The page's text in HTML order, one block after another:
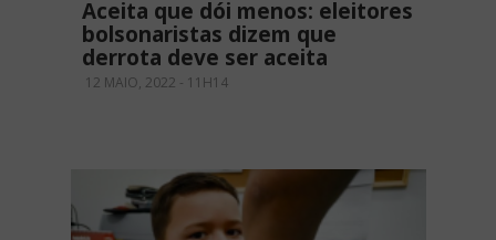
Aceita que dói menos: eleitores
bolsonaristas dizem que
derrota deve ser aceita
12 MAIO, 2022 - 11H14